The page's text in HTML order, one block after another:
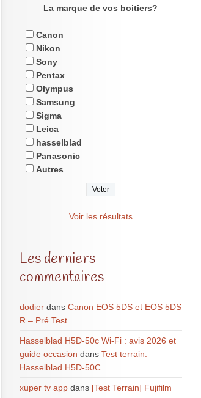
La marque de vos boitiers?
Canon
Nikon
Sony
Pentax
Olympus
Samsung
Sigma
Leica
hasselblad
Panasonic
Autres
Voir les résultats
Les derniers
commentaires
dodierdans Canon EOS 5DS et EOS 5DS
R – Pré Test
Hasselblad H5D-50c Wi-Fi : avis 2026 et
guide occasion dans Test terrain:
Hasselblad H5D-50C
xuper tv appdans [Test Terrain] Fujifilm